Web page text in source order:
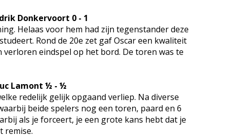
Donkervoort 0 - 1
Helaas voor hem had zijn tegenstander deze
Rond de 20e zet gaf Oscar een kwaliteit
eindspel op het bord. De toren was te
Lamont ½ - ½
redelijk gelijk opgaand verliep. Na diverse
beide spelers nog een toren, paard en 6
als je forceert, je een grote kans hebt dat je
remise.